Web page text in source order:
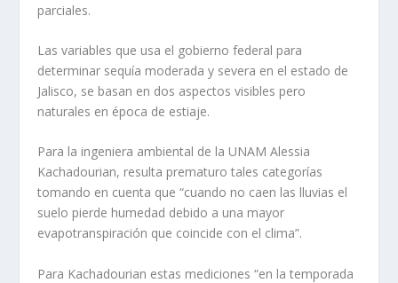
parciales.
Las variables que usa el gobierno federal para
determinar sequía moderada y severa en el estado de
Jalisco, se basan en dos aspectos visibles pero
naturales en época de estiaje.
Para la ingeniera ambiental de la UNAM Alessia
Kachadourian, resulta prematuro tales categorías
tomando en cuenta que “cuando no caen las lluvias el
suelo pierde humedad debido a una mayor
evapotranspiración que coincide con el clima”.
Para Kachadourian estas mediciones “en la temporada